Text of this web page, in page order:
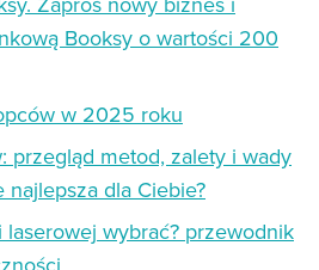
Booksy o wartości 200
w 2025 roku
przegląd metod, zalety i wady
dla Ciebie?
wybrać? przewodnik